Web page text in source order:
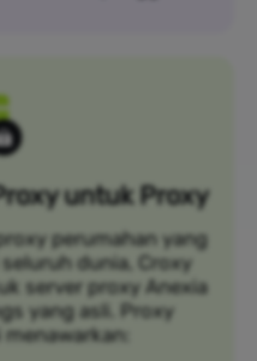
untuk Proxy
perumahan yang
dunia, Croxy
server proxy Anexia
yang asli. Proxy